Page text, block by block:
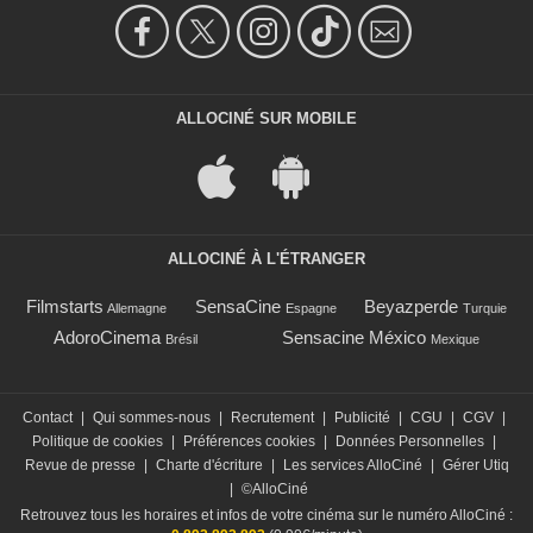
ALLOCINÉ SUR MOBILE
ALLOCINÉ À L'ÉTRANGER
Filmstarts Allemagne SensaCine Espagne Beyazperde Turquie
AdoroCinema Brésil Sensacine México Mexique
Contact Qui sommes-nous Recrutement Publicité CGU CGV
Politique de cookies
Préférences cookies Données Personnelles
Revue de presse
Charte d'écriture Les services AlloCiné
Gérer Utiq
©AlloCiné
Retrouvez tous les horaires et infos de votre cinéma sur le numéro AlloCiné :